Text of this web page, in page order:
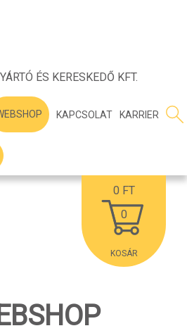
ÉS KERESKEDŐ KFT.
KAPCSOLAT KARRIER
0 FT
0
KOSÁR